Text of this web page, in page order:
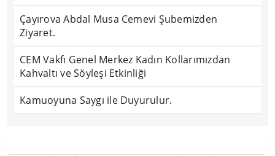
Çayırova Abdal Musa Cemevi Şubemizden
Ziyaret.
CEM Vakfı Genel Merkez Kadın Kollarımızdan
Kahvaltı ve Söyleşi Etkinliği
Kamuoyuna Saygı ile Duyurulur.